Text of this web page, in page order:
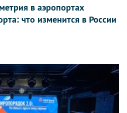
в аэропортах
что изменится в России